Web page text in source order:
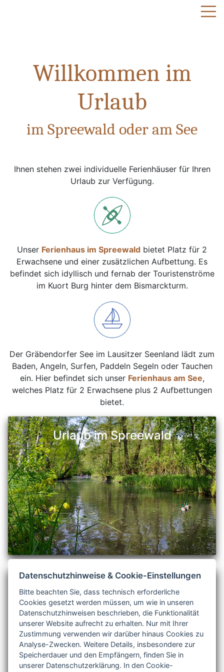
Urlaub im Spreewald
Urlaub am See
Willkommen im
Urlaub
im Spreewald oder am See
Ihnen stehen zwei individuelle Ferienhäuser für Ihren
Urlaub zur Verfügung.
Unser Ferienhaus im Spreewald bietet Platz für 2
Erwachsene und einer zusätzlichen Aufbettung. Es
befindet sich idyllisch und fernab der Touristenströme
im Kuort Burg hinter dem Bismarckturm.
Der Gräbendorfer See im Lausitzer Seenland lädt zum
Baden, Angeln, Surfen, Paddeln Segeln oder Tauchen
ein. Hier befindet sich unser Ferienhaus am See,
welches Platz für 2 Erwachsene plus 2 Aufbettungen
bietet.
Datenschutzhinweise & Cookie-Einstellungen
Bitte beachten Sie, dass technisch erforderliche
Cookies gesetzt werden müssen, um wie in unseren
Datenschutzhinweisen beschrieben, die Funktionalität
unserer Website aufrecht zu erhalten. Nur mit Ihrer
Zustimmung verwenden wir darüber hinaus Cookies zu
Analyse-Zwecken. Weitere Details, insbesondere zur
Speicherdauer und den Empfängern, finden Sie in
unserer Datenschutzerklärung. In den Cookie-